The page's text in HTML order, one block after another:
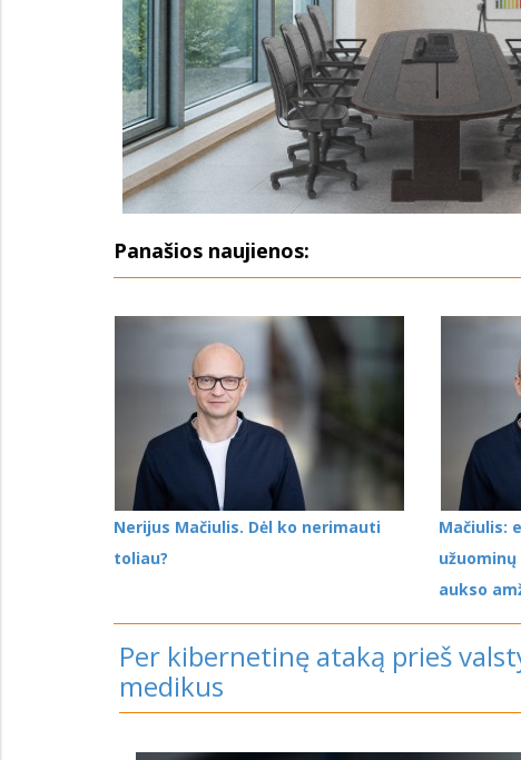
Panašios naujienos:
Nerijus Mačiulis. Dėl ko nerimauti
toliau?
Mačiulis:
aukso
Per kibernetinę ataką prieš
medikus